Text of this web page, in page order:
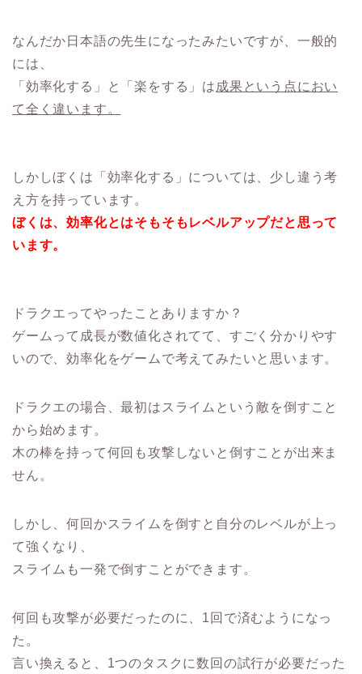
なんだか日本語の先生になったみたいですが、一般的
には、
「効率化する」と「楽をする」は 成果という点におい
て全く違います。
しかしぼくは「効率化する」については、少し違う考
え方を持っています。
ぼくは、効率化とはそもそもレベルアップだと思って
います。
ドラクエってやったことありますか？
ゲームって成長が数値化されてて、すごく分かりやす
いので、効率化をゲームで考えてみたいと思います。
ドラクエの場合、最初はスライムという敵を倒すこと
から始めます。
木の棒を持って何回も攻撃しないと倒すことが出来ま
せん。
しかし、何回かスライムを倒すと自分のレベルが上っ
て強くなり、
スライムも一発で倒すことができます。
何回も攻撃が必要だったのに、1回で済むようになっ
た。
言い換えると、1つのタスクに数回の試行が必要だった